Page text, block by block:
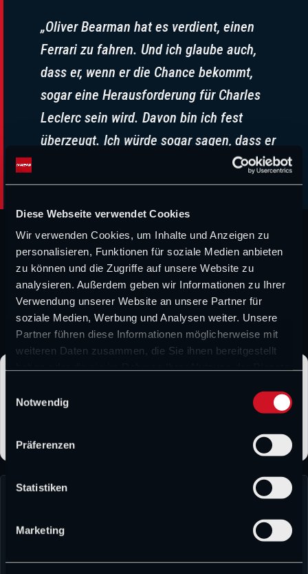
Diese Webseite verwendet Cookies
Wir verwenden Cookies, um Inhalte und Anzeigen zu
personalisieren, Funktionen für soziale Medien anbieten
zu können und die Zugriffe auf unsere Website zu
analysieren. Außerdem geben wir Informationen zu Ihrer
Verwendung unserer Website an unsere Partner für
soziale Medien, Werbung und Analysen weiter. Unsere
Partner führen diese Informationen möglicherweise mit
weiteren Daten zusammen, die Sie ihnen bereitgestellt
Notwendig
Präferenzen
Statistiken
Marketing
„Oliver Bearman hat es verdient, einen
Ferrari zu fahren. Und ich glaube auch,
dass er, wenn er die Chance bekommt,
sogar eine Herausforderung für Charles
Leclerc sein wird. Davon bin ich fest
überzeugt. Ich würde sogar sagen, dass er
Ein großes Lob vom Mann, der in der Formel 1 unter
anderem für Jordan und Williams unterwegs war. Noch ist
vollkommen unklar, wie es in der Zukunft mit Lewis
Hamilton weitergeht. Ein Rücktritt könnte allerdings einen
wahren Domino-Effekt erzeugen.
CHAMP1.NEWS bei Google bevorzugen
Folge CHAMP1.NEWS als bevorzugter Quelle und erhalte
unsere Formel-1-News häufiger direkt bei Google.